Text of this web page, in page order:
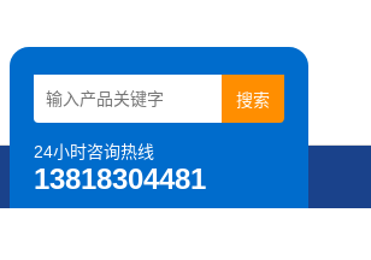
24小时咨询热线
13818304481